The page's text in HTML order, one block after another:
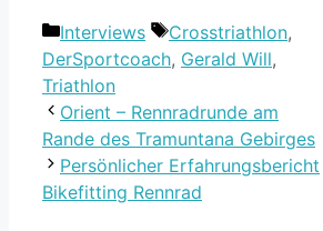
Kategorien
Interviews Schlagwörter
Crosstriathlon,
DerSportcoach, Gerald Will,
Triathlon
Orient – Rennradrunde am
Rande des Tramuntana Gebirges
Persönlicher Erfahrungsbericht
Bikefitting Rennrad